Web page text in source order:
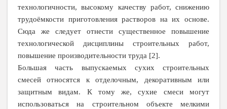
технологичности, высокому качеству работ, снижению
трудоёмкости приготовления растворов на их основе.
Сюда же следует отнести существенное повышение
технологической дисциплины строительных работ,
повышение производительности труда [2].
Большая часть выпускаемых сухих строительных
смесей относятся к отделочным, декоративным или
защитным видам. К тому же, сухие смеси могут
использоваться на строительном объекте мелкими